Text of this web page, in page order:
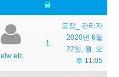
글
elw etc
1
도장_ 관리자
2020년 6월
22일, 월, 오
후 11:05